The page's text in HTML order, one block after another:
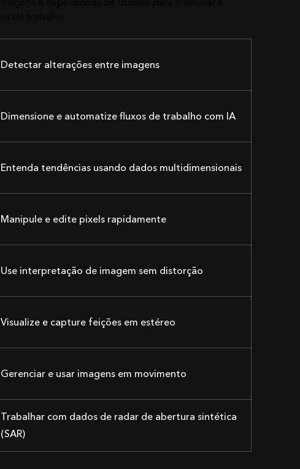
Detectar alterações entre imagens
Dimensione e automatize fluxos de trabalho com IA
Entenda tendências usando dados multidimensionais
Manipule e edite pixels rapidamente
Use interpretação de imagem sem distorção
Visualize e capture feições em estéreo
Gerenciar e usar imagens em movimento
Trabalhar com dados de radar de abertura sintética
(SAR)